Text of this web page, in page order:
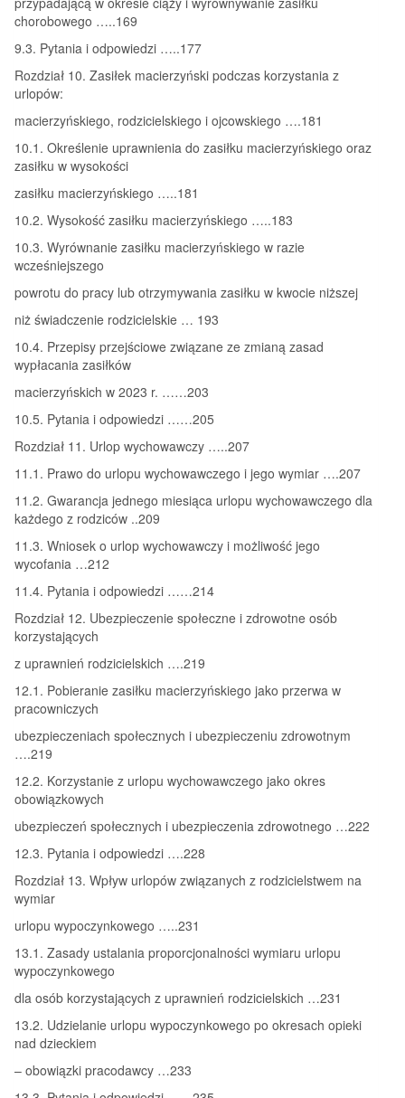
chorobowego …..169
9.3. Pytania i odpowiedzi …..177
Rozdział 10. Zasiłek macierzyński podczas korzystania z
urlopów:
macierzyńskiego, rodzicielskiego i ojcowskiego ….181
10.1. Określenie uprawnienia do zasiłku macierzyńskiego oraz
zasiłku w wysokości
zasiłku macierzyńskiego …..181
10.2. Wysokość zasiłku macierzyńskiego …..183
10.3. Wyrównanie zasiłku macierzyńskiego w razie
wcześniejszego
powrotu do pracy lub otrzymywania zasiłku w kwocie niższej
niż świadczenie rodzicielskie … 193
10.4. Przepisy przejściowe związane ze zmianą zasad
wypłacania zasiłków
macierzyńskich w 2023 r. ……203
10.5. Pytania i odpowiedzi ……205
Rozdział 11. Urlop wychowawczy …..207
11.1. Prawo do urlopu wychowawczego i jego wymiar ….207
11.2. Gwarancja jednego miesiąca urlopu wychowawczego dla
każdego z rodziców ..209
11.3. Wniosek o urlop wychowawczy i możliwość jego
wycofania …212
11.4. Pytania i odpowiedzi ……214
Rozdział 12. Ubezpieczenie społeczne i zdrowotne osób
korzystających
z uprawnień rodzicielskich ….219
12.1. Pobieranie zasiłku macierzyńskiego jako przerwa w
pracowniczych
ubezpieczeniach społecznych i ubezpieczeniu zdrowotnym
….219
12.2. Korzystanie z urlopu wychowawczego jako okres
obowiązkowych
ubezpieczeń społecznych i ubezpieczenia zdrowotnego …222
12.3. Pytania i odpowiedzi ….228
Rozdział 13. Wpływ urlopów związanych z rodzicielstwem na
wymiar
urlopu wypoczynkowego …..231
13.1. Zasady ustalania proporcjonalności wymiaru urlopu
wypoczynkowego
dla osób korzystających z uprawnień rodzicielskich …231
13.2. Udzielanie urlopu wypoczynkowego po okresach opieki
nad dzieckiem
– obowiązki pracodawcy …233